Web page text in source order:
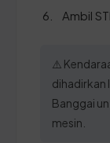
Ambil
⚠️
dihadirkan
Banggai
mesin.